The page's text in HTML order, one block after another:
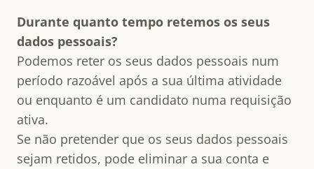
Durante quanto tempo retemos os seus
dados pessoais?
Podemos reter os seus dados pessoais num
período razoável após a sua última atividade
ou enquanto é um candidato numa requisição
ativa.
Se não pretender que os seus dados pessoais
sejam retidos, pode eliminar a sua conta e